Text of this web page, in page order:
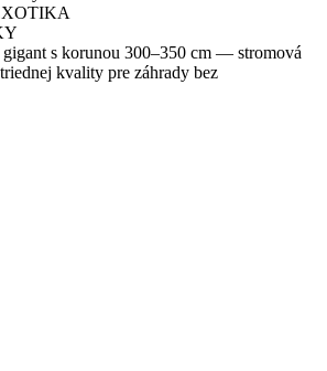
s korunou 300–350 cm — stromová
kvality pre záhrady bez